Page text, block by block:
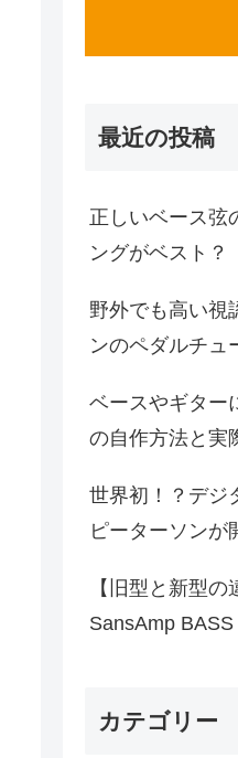
最近の投稿
正しいベース弦
ングがベスト？
野外でも高い視
ンのペダルチュ
ベースやギター
の自作方法と実
世界初！？デジ
ピーターソンが
【旧型と新型
SansAmp
カテゴリー